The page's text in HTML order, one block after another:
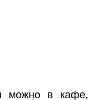
можно в кафе,